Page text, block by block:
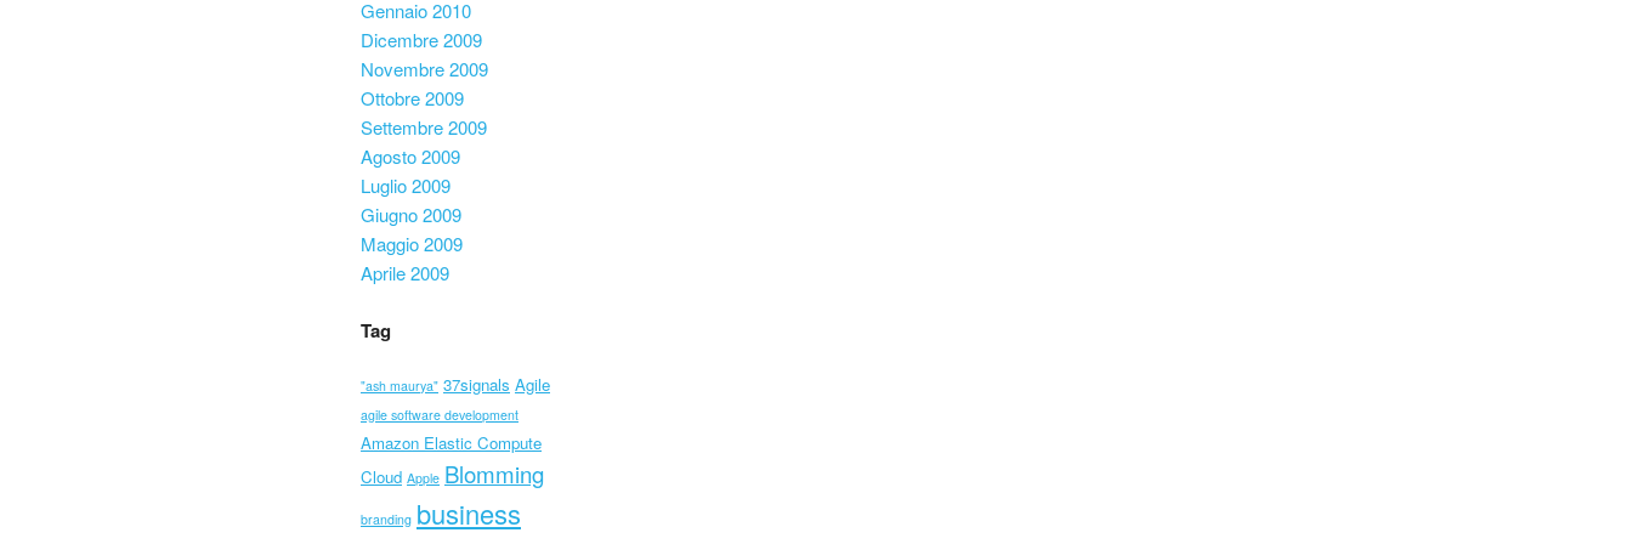
Gennaio 2010
Dicembre 2009
Novembre 2009
Ottobre 2009
Settembre 2009
Agosto 2009
Luglio 2009
Giugno 2009
Maggio 2009
Aprile 2009
Tag
"ash maurya" 37signals Agile
agile software development
Amazon Elastic Compute
Cloud Apple Blomming
branding business